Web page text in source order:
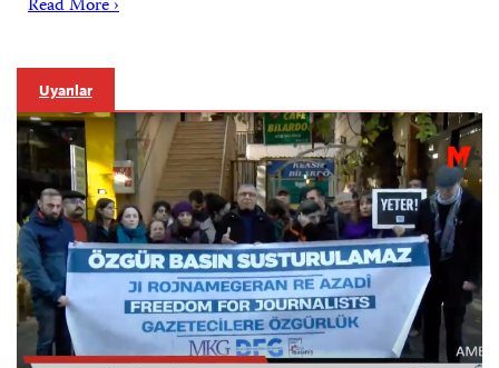
Read More ›
Uyarılar